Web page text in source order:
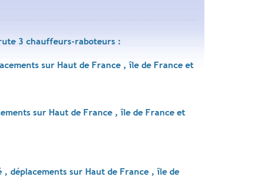
3 chauffeurs-raboteurs :
sur Haut de France , île de France et
sur Haut de France , île de France et
déplacements sur Haut de France , île de